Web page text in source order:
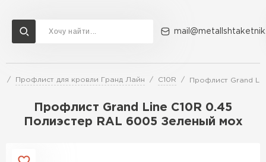
Профлист для кровли Гранд Лайн C10R Профлист Grand
Профлист Grand Line C10R 0.45
Полиэстер RAL 6005 Зеленый мох
Доставка и оплата Акции О компании Контакты
Перейти в каталог